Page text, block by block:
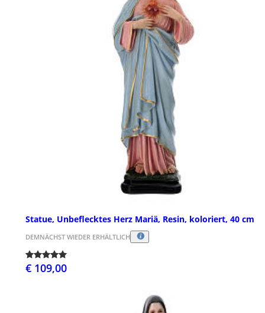
Statue, Unbeflecktes Herz Mariä, Resin, koloriert, 40 cm
DEMNÄCHST WIEDER ERHÄLTLICH
€ 109,00